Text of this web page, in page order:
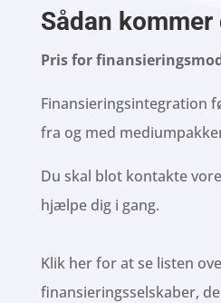
Sådan kommer
Pris for
Finansieringsintegration
fra og med
Du skal blot kontakte
hjælpe dig i gang.
Klik her for at se listen
finansieringsselskaber,